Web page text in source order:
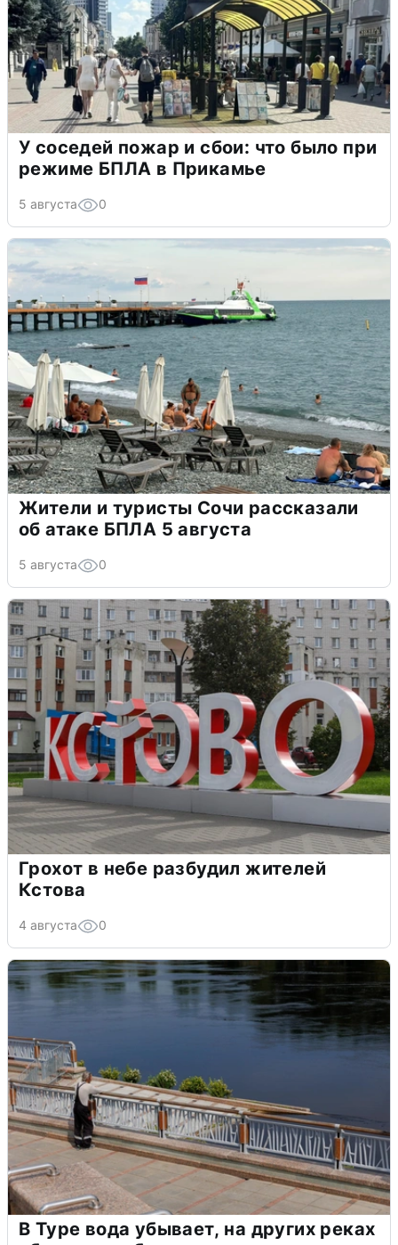
У соседей пожар и сбои: что было при
режиме БПЛА в Прикамье
5 августа 0
Жители и туристы Сочи рассказали
об атаке БПЛА 5 августа
5 августа 0
Грохот в небе разбудил жителей
Кстова
4 августа 0
В Туре вода убывает, на других реках